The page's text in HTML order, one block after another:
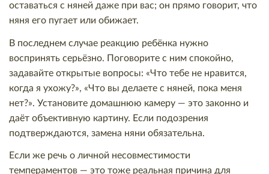
оставаться с няней даже при вас; он прямо говорит, что
няня его пугает или обижает.
В последнем случае реакцию ребёнка нужно
воспринять серьёзно. Поговорите с ним спокойно,
задавайте открытые вопросы: «Что тебе не нравится,
когда я ухожу?», «Что вы делаете с няней, пока меня
нет?». Установите домашнюю камеру — это законно и
даёт объективную картину. Если подозрения
подтверждаются, замена няни обязательна.
Если же речь о личной несовместимости
темпераментов — это тоже реальная причина для